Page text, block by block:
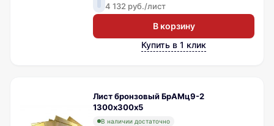
4 132 руб./лист
В корзину
Купить в 1 клик
Лист бронзовый БрАМц9-2
1300х300х5
В наличии достаточно